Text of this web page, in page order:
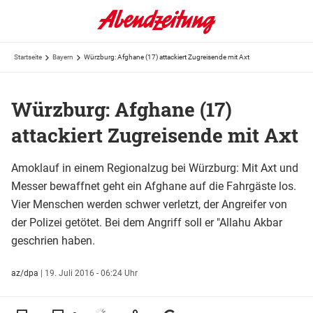
Startseite Bayern Würzburg: Afghane (17) attackiert Zugreisende mit Axt
Würzburg: Afghane (17)
attackiert Zugreisende mit Axt
Amoklauf in einem Regionalzug bei Würzburg: Mit Axt und
Messer bewaffnet geht ein Afghane auf die Fahrgäste los.
Vier Menschen werden schwer verletzt, der Angreifer von
der Polizei getötet. Bei dem Angriff soll er "Allahu Akbar
geschrien haben.
az/dpa | 19. Juli 2016 - 06:24 Uhr